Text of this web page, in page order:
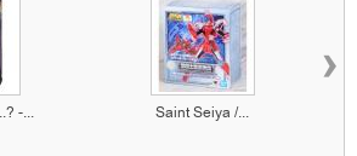
-... Saint Seiya /...
›